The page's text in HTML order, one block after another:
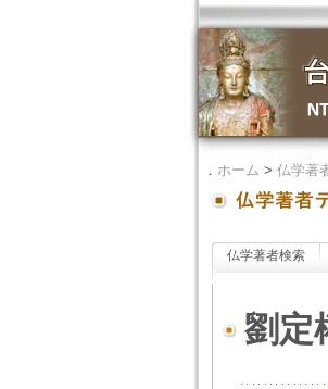
． ホーム > 仏学著
仏学著者検索
劉定